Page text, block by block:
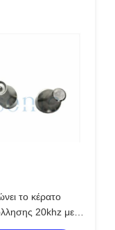
το κέρατο
20khz με
το καρφί